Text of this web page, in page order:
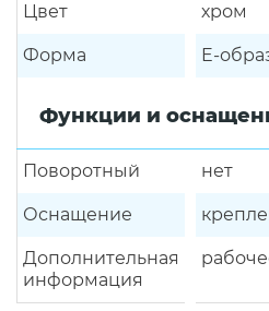
Цвет хром
Форма E-
Функции и
Поворотный нет
Оснащение
Дополнительная
информация